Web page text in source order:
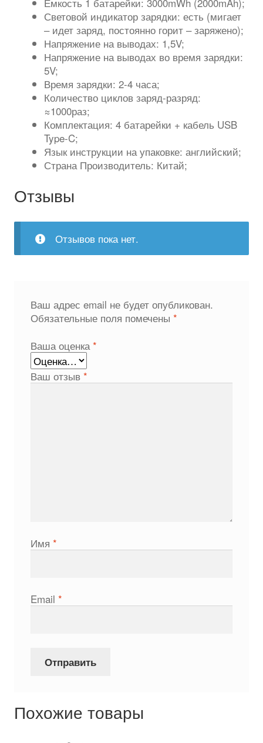
Световой индикатор зарядки: есть (мигает
– идет заряд, постоянно горит – заряжено);
Напряжение на выводах: 1,5V;
Напряжение на выводах во время зарядки:
5V;
Время зарядки: 2-4 часа;
Количество циклов заряд-разряд:
≈1000раз;
Комплектация: 4 батарейки + кабель USB
Type-C;
Язык инструкции на упаковке: английский;
Страна Производитель: Китай;
Отзывы
Отзывов пока нет.
Ваш адрес email не будет опубликован.
Обязательные поля помечены *
Ваша оценка*
Ваш отзыв *
Имя *
Email *
Похожие товары